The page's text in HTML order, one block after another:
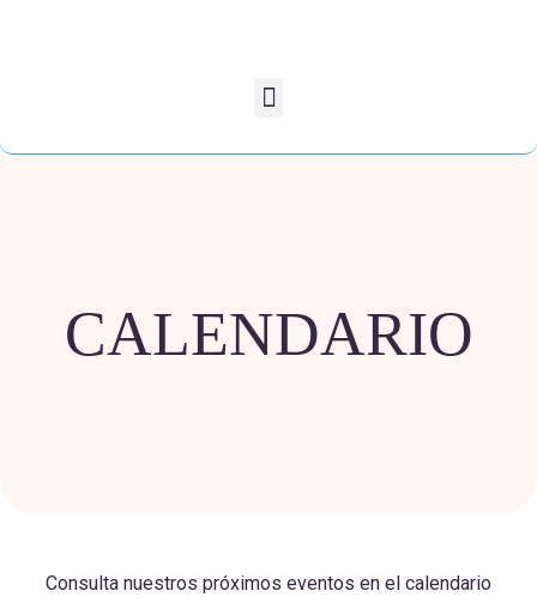
CALENDARIO
Consulta nuestros próximos eventos en el calendario